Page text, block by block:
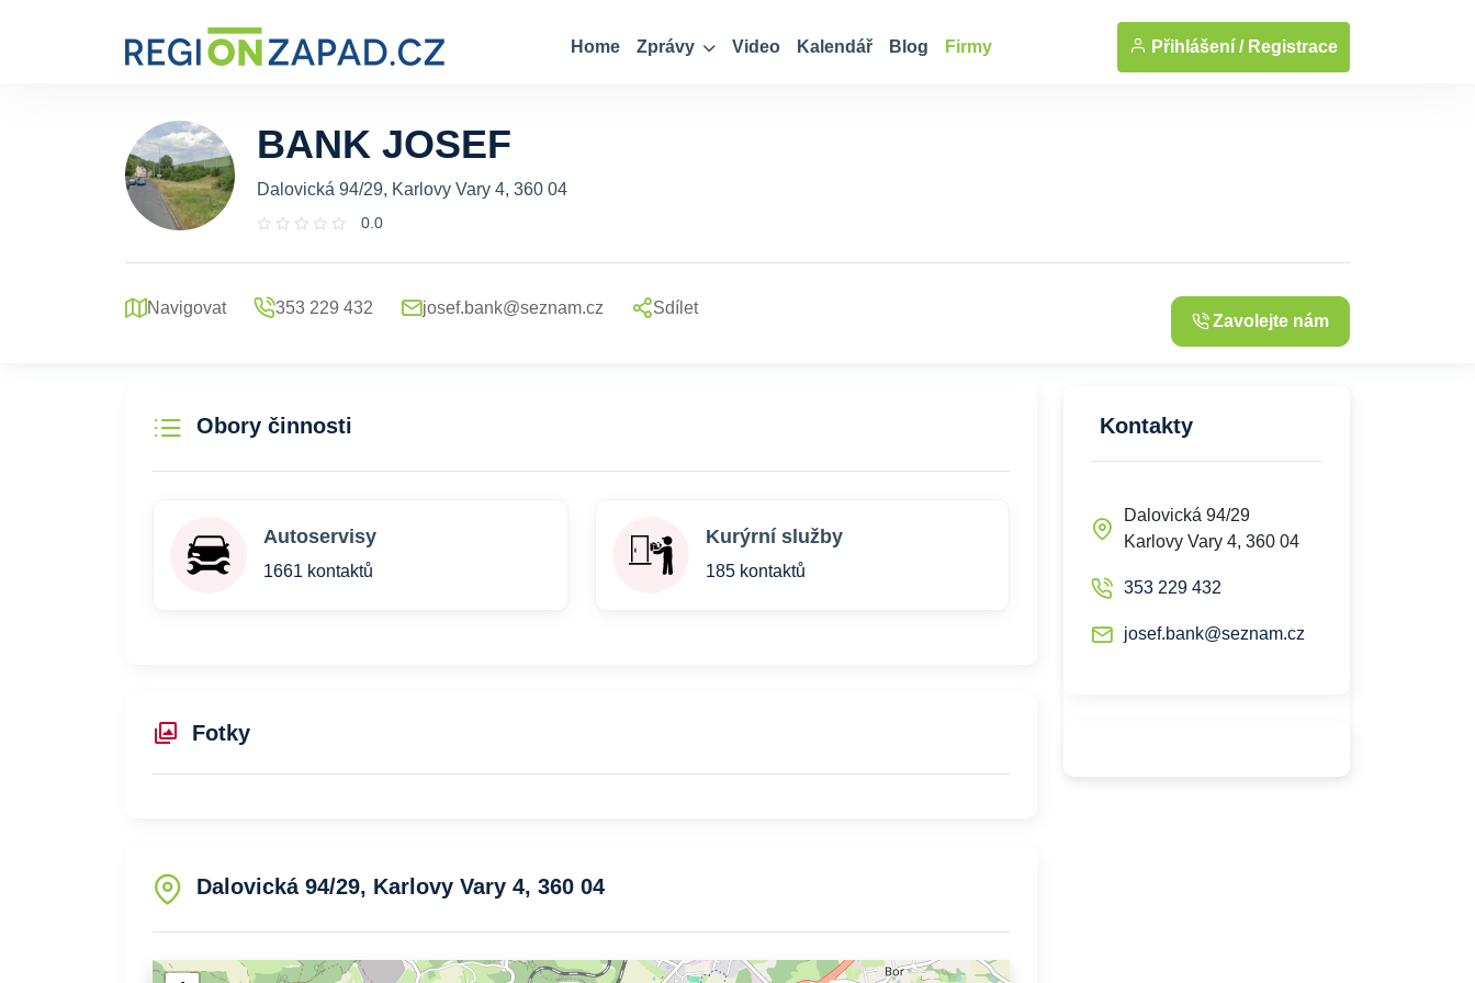
Home Zprávy Video Kalendář Blog Firmy Přihlášení / Registrace
... Zobrazit fotografie
BANK JOSEF
Dalovická 94/29, Karlovy Vary 4, 360 04
0.0
Navigovat 353 229 432 josef.bank@seznam.cz Sdílet
Zavolejte nám
Obory činnosti
Autoservisy
1661 kontaktů
Kurýrní služby
185 kontaktů
Fotky
Dalovická 94/29, Karlovy Vary 4, 360 04
Kontakty
Dalovická 94/29
Karlovy Vary 4, 360 04
353 229 432
josef.bank@seznam.cz